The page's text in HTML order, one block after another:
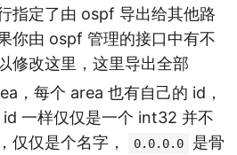
指定了由 ospf 导出给其他路
你由 ospf 管理的接口中有不
修改这里，这里导出全部
，每个 area 也有自己的 id，
一样仅仅是一个 int32 并不
仅仅是个名字，
0.0.0.0 是骨